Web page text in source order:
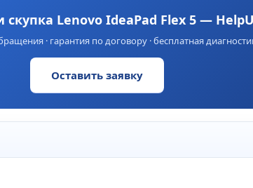
скупка Lenovo IdeaPad Flex 5 —
· гарантия по договору · бесплатная
Оставить заявку